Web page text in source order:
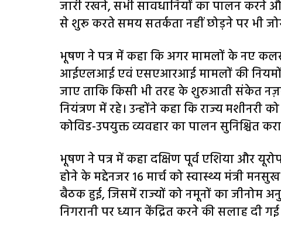
जारी रखने, सभी सावधानियों का पालन करने
से शुरू करते समय सतर्कता नहीं छोड़ने पर भी
भूषण ने पत्र में कहा कि अगर मामलों के नए
आईएलआई एवं एसएआरआई मामलों की
जाए ताकि किसी भी तरह के शुरुआती संकेत
नियंत्रण में रहे। उन्होंने कहा कि राज्य
कोविड-उपयुक्त व्यवहार का पालन सुनिश्चित
भूषण ने पत्र में कहा दक्षिण पूर्व एशिया और
होने के मद्देनजर 16 मार्च को स्वास्थ्य मंत्री
बैठक हुई, जिसमें राज्यों को नमूनों का जीनोम
निगरानी पर ध्यान केंद्रित करने की सलाह दी